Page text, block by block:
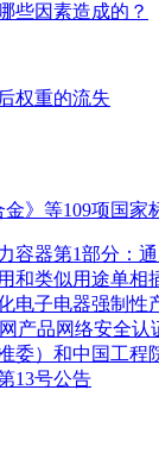
些因素造成的？
权重的流失
》等109项国
容器第1部分：
和类似用途单相
电子电器强制性
产品网络安全
委）和中国工程
13号公告